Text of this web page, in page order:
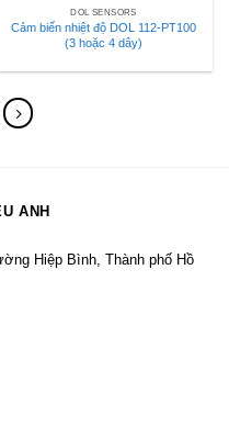
DOL SENSORS
Cảm biến nhiệt độ DOL 112-PT100
(3 hoặc 4 dây)
ANH
Hiệp Bình, Thành phố Hồ